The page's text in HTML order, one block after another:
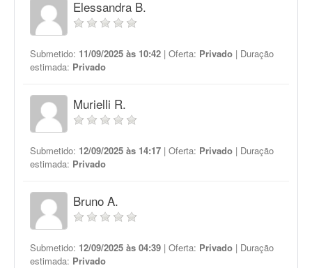
Elessandra B.
Submetido: 11/09/2025 às 10:42 | Oferta: Privado | Duração
estimada: Privado
Murielli R.
Submetido: 12/09/2025 às 14:17 | Oferta: Privado | Duração
estimada: Privado
Bruno A.
Submetido: 12/09/2025 às 04:39 | Oferta: Privado | Duração
estimada: Privado